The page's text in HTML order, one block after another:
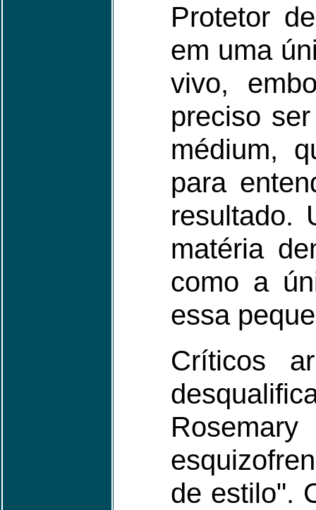
Protetor
em uma
vivo,
preciso
médium,
para
resultado.
matéria
como a
essa
Críticos
de estilo".